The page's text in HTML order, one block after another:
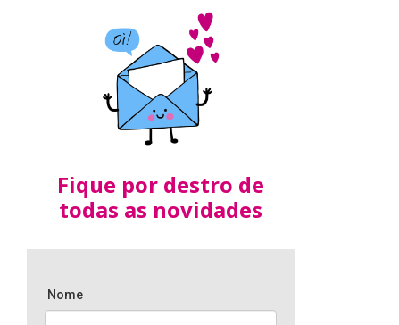
Fique por destro de
todas as novidades
Nome